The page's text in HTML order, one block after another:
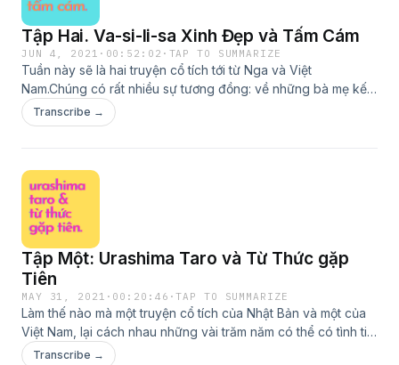
Tập Hai. Va-si-li-sa Xinh Đẹp và Tấm Cám
JUN 4, 2021 · 00:52:02 · TAP TO SUMMARIZE
Tuần này sẽ là hai truyện cổ tích tới từ Nga và Việt
Nam.Chúng có rất nhiều sự tương đồng: về những bà mẹ kế
ác độc, những cô gái xinh đẹp tốt bụng luôn được giúp đỡ
bởi phép nhiệm màu, và đặc biệt cả hai chuyện đều có nét kì
của truyện cổ tích, phải không nhỉ!
Transcribe →
Tập Một: Urashima Taro và Từ Thức gặp
Tiên
MAY 31, 2021 · 00:20:46 ·TAP TO SUMMARIZE
Làm thế nào mà một truyện cổ tích của Nhật Bản và một của
Việt Nam, lại cách nhau những vài trăm năm có thể có tình tiết
và ý nghĩa gần như y hệt nhau?Và làm thế nào mà lòng tốt
Transcribe →